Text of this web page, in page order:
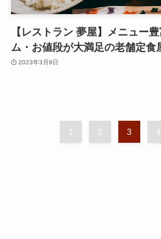
【レストラン 夢屋】メニュー
ム・お値段が大満足の老舗定食
2023年3月9日
1 2 3 4